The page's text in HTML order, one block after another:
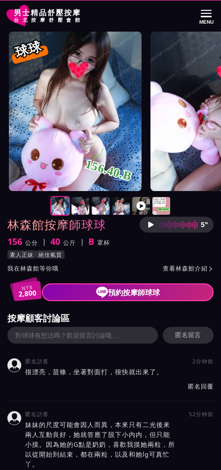
男士精品舒壓按摩
台北按摩舒壓會館 MENU
首頁 林森館按摩師球球詳細介紹
林森館按摩師球球 按摩師
5"
身高
156 公分
體重 40 公斤
罩杯 B 罩杯
按摩師球球服務風格與特色
素人正妹 絕佳氣質
按摩師球球所屬按摩會館介紹與班表
我在林森館等你哦 查看林森館介紹 
NT$
2,800 預約按摩師球球
林森館按摩師球球照片展示與影片介紹
球球
156.40.B
按摩師球球照片展示與影片介紹及客戶評價截屏展示
按摩顧客討論區
匿名留言
 匿名訪客 2分钟前
很漂亮，苗條，坐著對面打，很快就出來了。
匿名回覆
 匿名訪客 52分钟前
妹妹的尺度可能會因人而異，本來只有二光後來
兩人互動良好，她就答應了脱下小内内，但只能
小摸。因為她的G點是奶奶，喜歡我摸她兩粒，所
以從開始到結束，都在兩粒，以及和她lg可真忙
丫。